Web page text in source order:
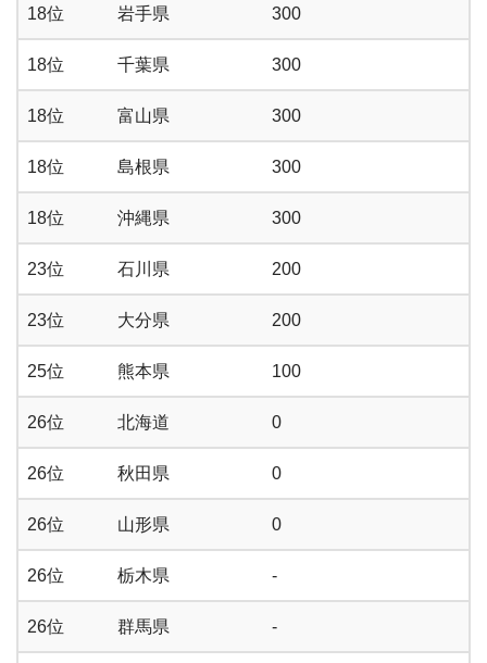
18位 岩手県 300
18位 千葉県 300
18位 富山県 300
18位 島根県 300
18位 沖縄県 300
23位 石川県 200
23位 大分県 200
25位 熊本県 100
26位 北海道 0
26位 秋田県 0
26位 山形県 0
26位 栃木県 -
26位 群馬県 -